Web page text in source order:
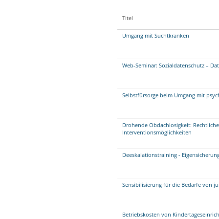
Titel
Umgang mit Suchtkranken
Web-Seminar: Sozialdatenschutz –
Selbstfürsorge beim Umgang mit
Drohende Obdachlosigkeit:
Interventionsmöglichkeiten
Deeskalationstraining -
Sensibilisierung für die Bedarfe von
Betriebskosten von